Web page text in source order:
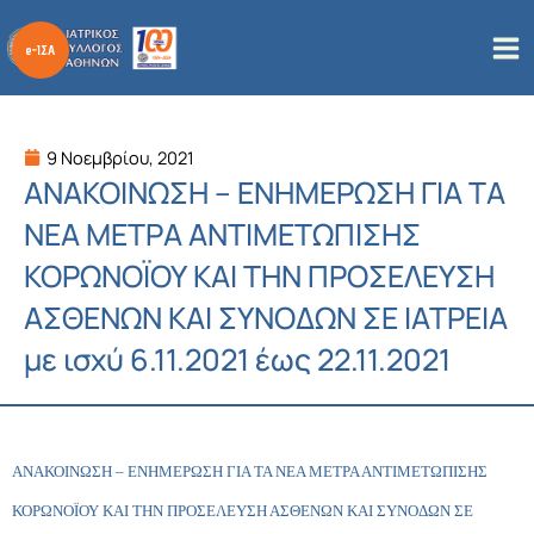
στο
περιεχόμενο
9 Νοεμβρίου, 2021
ΑΝΑΚΟΙΝΩΣΗ – ΕΝΗΜΕΡΩΣΗ ΓΙΑ ΤΑ
ΝΕΑ ΜΕΤΡΑ ΑΝΤΙΜΕΤΩΠΙΣΗΣ
ΚΟΡΩΝΟΪΟΥ ΚΑΙ ΤΗΝ ΠΡΟΣΕΛΕΥΣΗ
ΑΣΘΕΝΩΝ ΚΑΙ ΣΥΝΟΔΩΝ ΣΕ ΙΑΤΡΕΙΑ
με ισχύ 6.11.2021 έως 22.11.2021
ΑΝΑΚΟΙΝΩΣΗ – ΕΝΗΜΕΡΩΣΗ ΓΙΑ ΤΑ ΝΕΑ ΜΕΤΡΑ ΑΝΤΙΜΕΤΩΠΙΣΗΣ
ΚΟΡΩΝΟΪΟΥ ΚΑΙ ΤΗΝ ΠΡΟΣΕΛΕΥΣΗ ΑΣΘΕΝΩΝ ΚΑΙ ΣΥΝΟΔΩΝ ΣΕ